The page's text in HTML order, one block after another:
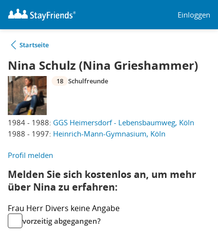
Einloggen
Startseite
Nina Schulz (Nina Grieshammer)
1984 - 1988: GGS Heimersdorf - Lebensbaumweg, Köln
1988 - 1997: Heinrich-Mann-Gymnasium, Köln
18 Schulfreunde
Profil melden
Melden Sie sich kostenlos an, um mehr
über Nina zu erfahren:
Frau Herr Divers keine Angabe
vorzeitig abgegangen?